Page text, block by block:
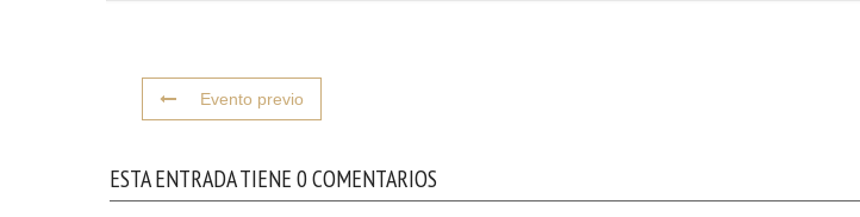
Evento previo
ESTA ENTRADA TIENE 0 COMENTARIOS